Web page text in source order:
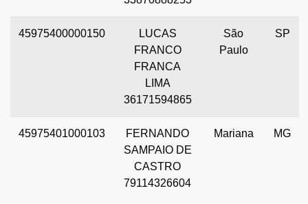
45975400000150
LUCAS
FRANCO
FRANCA
LIMA
36171594865
São
Paulo
SP
45975401000103
FERNANDO
SAMPAIO DE
CASTRO
79114326604
Mariana MG